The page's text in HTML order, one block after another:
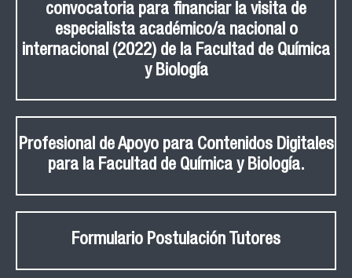
convocatoria para financiar la visita de
especialista académico/a nacional o
internacional (2022) de la Facultad de Química
y Biología
Profesional de Apoyo para Contenidos Digitales
para la Facultad de Química y Biología.
Formulario Postulación Tutores